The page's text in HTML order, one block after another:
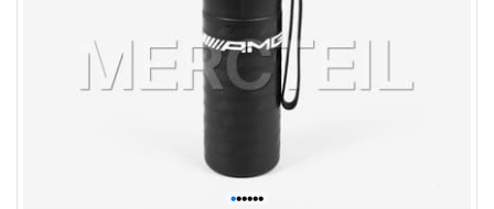
••••••